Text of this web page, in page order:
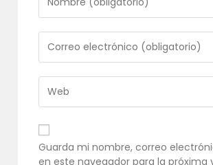
tu
nombre
o
nombre
de
usuario
para
comentar
tu
dirección
de
correo
electrónico
para
comentar
URL
de
tu
web
Guarda mi nombre, correo
en este navegador para la próxima